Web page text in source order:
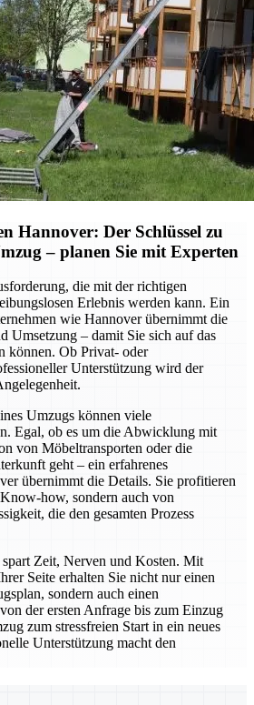
Hannover: Der Schlüssel zu
– planen Sie mit Experten
die mit der richtigen
Erlebnis werden kann. Ein
wie Hannover übernimmt die
Umsetzung – damit Sie sich auf das
können. Ob Privat- oder
Unterstützung wird der
Umzugs können viele
Egal, ob es um die Abwicklung mit
von Möbeltransporten oder die
geht – ein erfahrenes
übernimmt die Details. Sie profitieren
how, sondern auch von
die den gesamten Prozess
Zeit, Nerven und Kosten. Mit
Seite erhalten Sie nicht nur einen
sondern auch einen
der ersten Anfrage bis zum Einzug
zum stressfreien Start in ein neues
Unterstützung macht den